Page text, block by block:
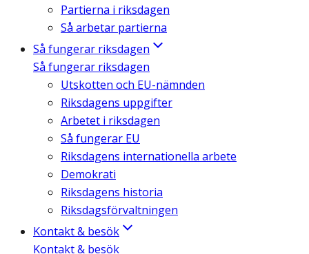
Partierna i riksdagen
Så arbetar partierna
Så fungerar riksdagen
Så fungerar riksdagen
Utskotten och EU-nämnden
Riksdagens uppgifter
Arbetet i riksdagen
Så fungerar EU
Riksdagens internationella arbete
Demokrati
Riksdagens historia
Riksdagsförvaltningen
Kontakt & besök
Kontakt & besök